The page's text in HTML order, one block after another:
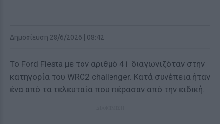
Δημοσίευση 28/6/2026 | 08:42
Το Ford Fiesta με τον αριθμό 41 διαγωνιζόταν στην
κατηγορία του WRC2 challenger. Κατά συνέπεια ήταν
ένα από τα τελευταία που πέρασαν από την ειδική.